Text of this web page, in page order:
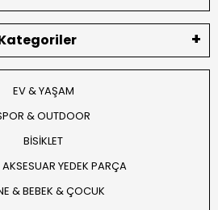
EV & YAŞAM
& OUTDOOR
BİSİKLET
AKSESUAR YEDEK PARÇA
& BEBEK & ÇOCUK